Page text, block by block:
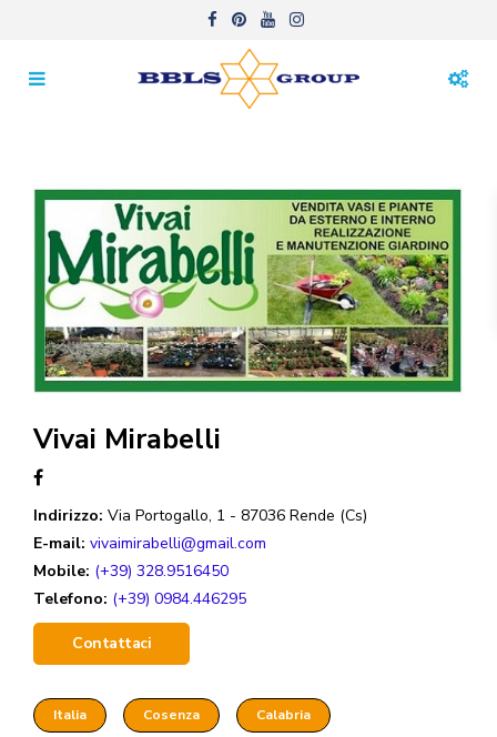
Vivai Mirabelli
Indirizzo: Via Portogallo, 1 - 87036 Rende (Cs)
E-mail: vivaimirabelli@gmail.com
Mobile: (+39) 328.9516450
Telefono: (+39) 0984.446295
Contattaci
Italia Cosenza Calabria